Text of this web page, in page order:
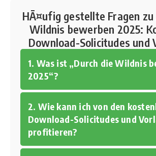
HÃ¤ufig gestellte Fragen zu
Wildnis bewerben 2025:
Download-Solicitudes und
1. Was ist „Durch die Wildnis
2025“?
2. Wie kann ich von den
Download-Solicitudes und
profitieren?